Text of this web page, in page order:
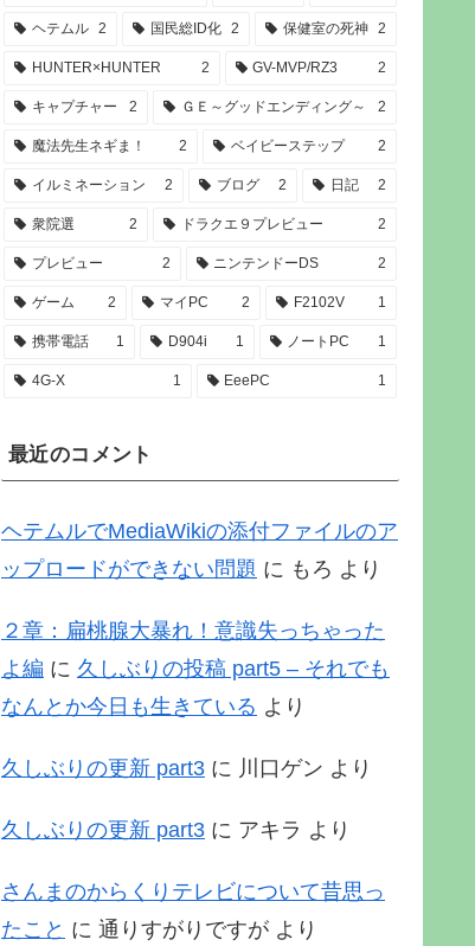
ヘテムル 2 国民総ID化 2 保健室の死神 2
HUNTER×HUNTER 2 GV-MVP/RZ3 2
キャプチャー 2 ＧＥ～グッドエンディング～ 2
魔法先生ネギま！ 2 ベイビーステップ 2
イルミネーション 2 ブログ 2 日記 2
衆院選 2 ドラクエ９プレビュー 2
プレビュー 2 ニンテンドーDS 2
ゲーム 2 マイPC 2 F2102V 1
携帯電話 1 D904i 1 ノートPC 1
4G-X 1 EeePC 1
最近のコメント
ヘテムルでMediaWikiの添付ファイルのア
ップロードができない問題 に もろ より
２章：扁桃腺大暴れ！意識失っちゃった
よ編 に 久しぶりの投稿 part5 – それでも
なんとか今日も生きている より
久しぶりの更新 part3 に 川口ゲン より
久しぶりの更新 part3 に アキラ より
さんまのからくりテレビについて昔思っ
たこと に 通りすがりですが より